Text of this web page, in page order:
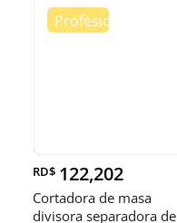
RD$ 122,202
Cortadora de masa
divisora separadora de